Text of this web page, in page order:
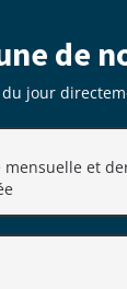
de
jour
mensuelle et